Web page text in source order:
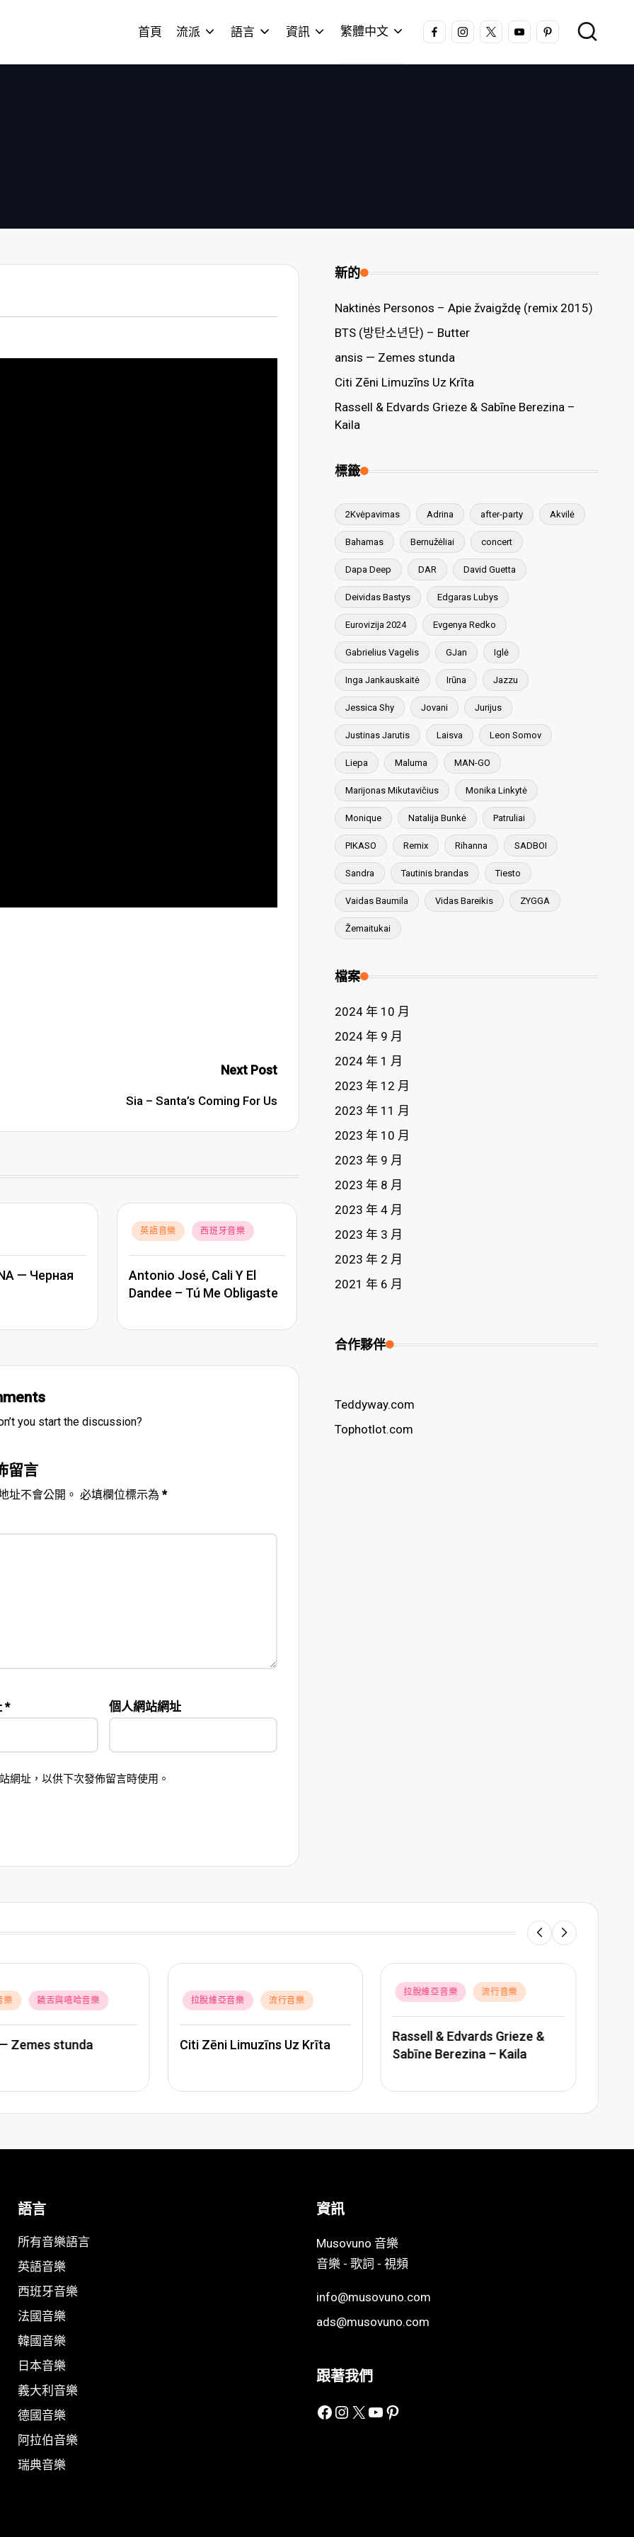
首頁 流派 語言 資訊 繁體中文 FACEBOOKINSTAGRAM
X YOUTUBEPINTEREST
Next Post
Sia – Santa’s Coming For Us
— Черная
Posted
英語音樂 西班牙音樂
Antonio José, Cali Y El
Dandee – Tú Me Obligaste
you start the discussion?
留言
址不會公開。 必填欄位標示為 *
* 個人網站網址
網址，以供下次發佈留言時使用。
新的
Naktinės Personos – Apie žvaigždę (remix 2015)
BTS (방탄소년단) – Butter
ansis — Zemes stunda
Citi Zēni Limuzīns Uz Krīta
Rassell & Edvards Grieze & Sabīne Berezina –
Kaila
標籤
2Kvėpavimas Adrina after-party Akvilė
Bahamas Bernužėliai concert
Dapa Deep DAR David Guetta
Deividas Bastys Edgaras Lubys
Eurovizija 2024 Evgenya Redko
Gabrielius Vagelis GJan Iglė
Inga Jankauskaitė Irūna Jazzu
Jessica Shy Jovani Jurijus
Justinas Jarutis Laisva Leon Somov
Liepa Maluma MAN-GO
Marijonas Mikutavičius Monika Linkytė
Monique Natalija Bunkė Patruliai
PIKASO Remix Rihanna SADBOI
Sandra Tautinis brandas Tiesto
Vaidas Baumila Vidas Bareikis ZYGGA
Žemaitukai
檔案
2024 年 10 月
2024 年 9 月
2024 年 1 月
2023 年 12 月
2023 年 11 月
2023 年 10 月
2023 年 9 月
2023 年 8 月
2023 年 4 月
2023 年 3 月
2023 年 2 月
2021 年 6 月
合作夥伴
Teddyway.com
Tophotlot.com
音樂 流行音樂
Limuzīns Uz Krīta
Posted
in
拉脫維亞音樂 流行音樂
Sabīne Berezina – Kaila
Posted
in
拉脫維亞音樂 流行音樂
Astro’n’out – Dejot trakāk
語言
所有音樂語言
英語音樂
西班牙音樂
法國音樂
韓國音樂
日本音樂
義大利音樂
德國音樂
阿拉伯音樂
瑞典音樂
資訊
Musovuno 音樂
音樂 - 歌詞 - 視頻
info@musovuno.com
ads@musovuno.com
跟著我們
Facebook
Instagram
X YouTube
Pinterest